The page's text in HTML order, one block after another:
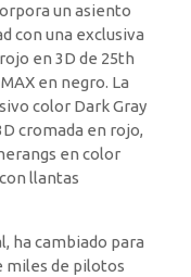
un asiento
con una exclusiva
en 3D de 25th
en negro. La
color Dark Gray
cromada en rojo,
en color
llantas
ha cambiado para
miles de pilotos